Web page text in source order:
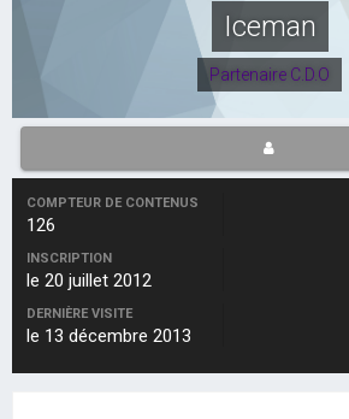
Iceman
Partenaire C.D.O
COMPTEUR DE CONTENUS
126
INSCRIPTION
le 20 juillet 2012
DERNIÈRE VISITE
le 13 décembre 2013